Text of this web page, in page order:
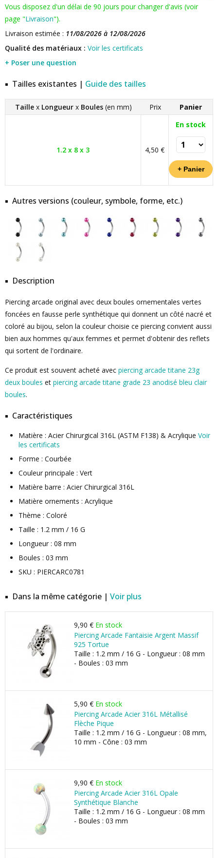
Vous disposez d'un délai de 90 jours pour changer d'avis (voir
page "Livraison").
Livraison estimée : 11/08/2026 à 12/08/2026
Qualité des matériaux : Voir les certificats
+ Poser une question
Tailles existantes | Guide des tailles
Taille x Longueur x Boules (en mm) Prix Panier
1.2 x 8 x 3 4,50 €
En stock
Autres versions (couleur, symbole, forme, etc.)
Description
Piercing arcade original avec deux boules ornementales vertes
foncées en fausse perle synthétique qui donnent un côté nacré et
coloré au bijou, selon la couleur choisie ce piercing convient aussi
bien aux hommes qu'aux femmes et permet d'obtenir des reflets
qui sortent de l'ordinaire.
Ce produit est souvent acheté avec piercing arcade titane 23g
deux boules et piercing arcade titane grade 23 anodisé bleu clair
boules.
Caractéristiques
Matière : Acier Chirurgical 316L (ASTM F138) & Acrylique Voir
les certificats
Forme : Courbée
Couleur principale : Vert
Matière barre : Acier Chirurgical 316L
Matière ornements : Acrylique
Thème : Coloré
Taille : 1.2 mm / 16 G
Longueur : 08 mm
Boules : 03 mm
SKU : PIERCARC0781
Dans la même catégorie | Voir plus
9,90 € En stock
Piercing Arcade Fantaisie Argent Massif
925 Tortue
Taille : 1.2 mm / 16 G - Longueur : 08 mm
- Boules : 03 mm
5,90 € En stock
Piercing Arcade Acier 316L Métallisé
Flèche Pique
Taille : 1.2 mm / 16 G - Longueur : 08 mm,
10 mm - Cône : 03 mm
9,90 € En stock
Piercing Arcade Acier 316L Opale
Synthétique Blanche
Taille : 1.2 mm / 16 G - Longueur : 08 mm
- Boules : 03 mm